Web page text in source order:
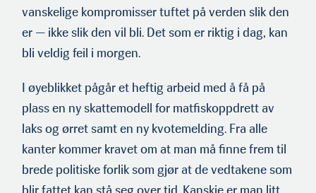
vanskelige kompromisser tuftet på verden slik den
er — ikke slik den vil bli. Det som er riktig i dag, kan
bli veldig feil i morgen.
I øyeblikket pågår et heftig arbeid med å få på
plass en ny skattemodell for matfiskoppdrett av
laks og ørret samt en ny kvotemelding. Fra alle
kanter kommer kravet om at man må finne frem til
brede politiske forlik som gjør at de vedtakene som